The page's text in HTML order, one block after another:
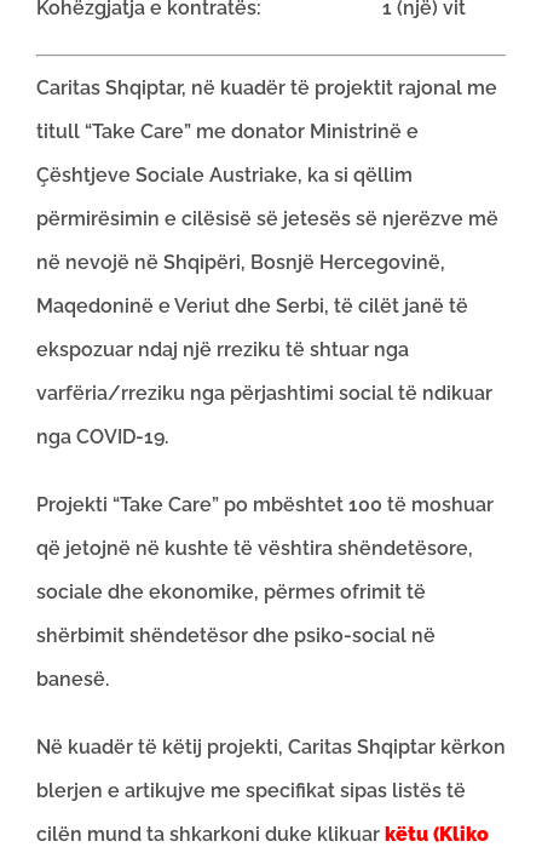
Kohëzgjatja e kontratës: 1 (një) vit
Caritas Shqiptar, në kuadër të projektit rajonal me
titull “Take Care” me donator Ministrinë e
Çështjeve Sociale Austriake, ka si qëllim
përmirësimin e cilësisë së jetesës së njerëzve më
në nevojë në Shqipëri, Bosnjë Hercegovinë,
Maqedoninë e Veriut dhe Serbi, të cilët janë të
ekspozuar ndaj një rreziku të shtuar nga
varfëria/rreziku nga përjashtimi social të ndikuar
nga COVID-19.
Projekti “Take Care” po mbështet 100 të moshuar
që jetojnë në kushte të vështira shëndetësore,
sociale dhe ekonomike, përmes ofrimit të
shërbimit shëndetësor dhe psiko-social në
banesë.
Në kuadër të këtij projekti, Caritas Shqiptar kërkon
blerjen e artikujve me specifikat sipas listës të
cilën mund ta shkarkoni duke klikuar këtu (Kliko